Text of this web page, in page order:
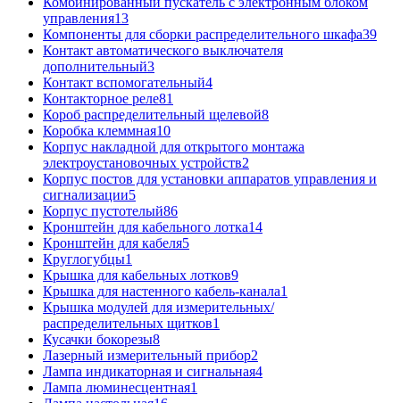
управления13
Компоненты для сборки распределительного шкафа39
Контакт автоматического выключателя
дополнительный3
Контакт вспомогательный4
Контакторное реле81
Короб распределительный щелевой8
Коробка клеммная10
Корпус накладной для открытого монтажа
электроустановочных устройств2
Корпус постов для установки аппаратов управления и
сигнализации5
Корпус пустотелый86
Кронштейн для кабельного лотка14
Кронштейн для кабеля5
Круглогубцы1
Крышка для кабельных лотков9
Крышка для настенного кабель-канала1
Крышка модулей для измерительных/
распределительных щитков1
Кусачки бокорезы8
Лазерный измерительный прибор2
Лампа индикаторная и сигнальная4
Лампа люминесцентная1